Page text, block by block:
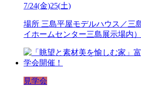
7/24(金)25(土)
場所 三島平屋モデルハウス／三
イホームセンター三島展示場内）
見学会